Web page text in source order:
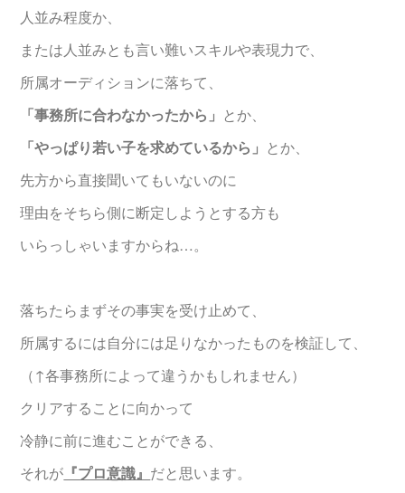
人並み程度か、
または人並みとも言い難いスキルや表現力で、
所属オーディションに落ちて、
「事務所に合わなかったから」 とか、
「やっぱり若い子を求めているから」 とか、
先方から直接聞いてもいないのに
理由をそちら側に断定しようとする方も
いらっしゃいますからね…。
落ちたらまずその事実を受け止めて、
所属するには自分には足りなかったものを検証して、
（↑各事務所によって違うかもしれません）
クリアすることに向かって
冷静に前に進むことができる、
それが 『プロ意識』 だと思います。